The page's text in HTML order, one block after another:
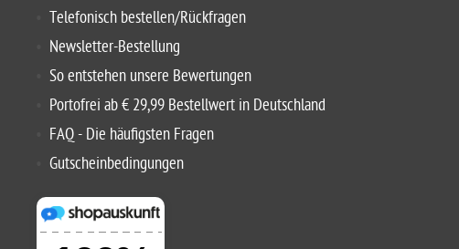
Telefonisch bestellen/Rückfragen
Newsletter-Bestellung
So entstehen unsere Bewertungen
Portofrei ab € 29,99 Bestellwert in Deutschland
FAQ - Die häufigsten Fragen
Gutscheinbedingungen